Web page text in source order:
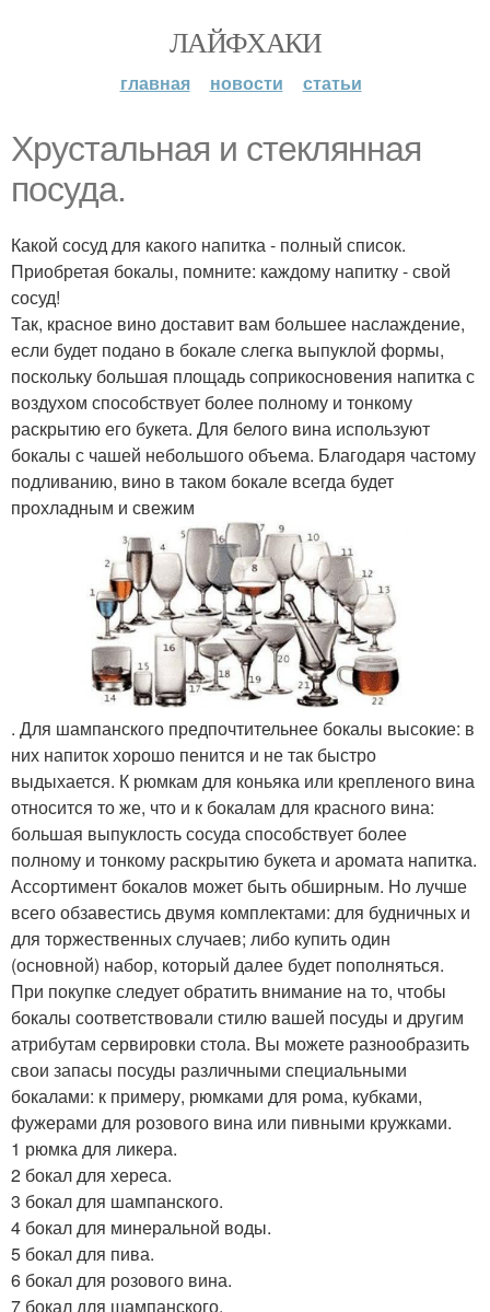
ЛАЙФХАКИ
главная новости статьи
Хрустальная и стеклянная
посуда.
Какой сосуд для какого напитка - полный список.
Приобретая бокалы, помните: каждому напитку - свой
сосуд!
Так, красное вино доставит вам большее наслаждение,
если будет подано в бокале слегка выпуклой формы,
поскольку большая площадь соприкосновения напитка с
воздухом способствует более полному и тонкому
раскрытию его букета. Для белого вина используют
бокалы с чашей небольшого объема. Благодаря частому
подливанию, вино в таком бокале всегда будет
прохладным и свежим
. Для шампанского предпочтительнее бокалы высокие: в
них напиток хорошо пенится и не так быстро
выдыхается. К рюмкам для коньяка или крепленого вина
относится то же, что и к бокалам для красного вина:
большая выпуклость сосуда способствует более
полному и тонкому раскрытию букета и аромата напитка.
Ассортимент бокалов может быть обширным. Но лучше
всего обзавестись двумя комплектами: для будничных и
для торжественных случаев; либо купить один
(основной) набор, который далее будет пополняться.
При покупке следует обратить внимание на то, чтобы
бокалы соответствовали стилю вашей посуды и другим
атрибутам сервировки стола. Вы можете разнообразить
свои запасы посуды различными специальными
бокалами: к примеру, рюмками для рома, кубками,
фужерами для розового вина или пивными кружками.
1 рюмка для ликера.
2 бокал для хереса.
3 бокал для шампанского.
4 бокал для минеральной воды.
5 бокал для пива.
6 бокал для розового вина.
7 бокал для шампанского.